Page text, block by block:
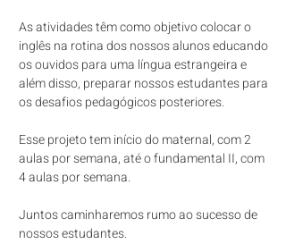
As atividades têm como objetivo colocar o
inglês na rotina dos nossos alunos educando
os ouvidos para uma língua estrangeira e
além disso, preparar nossos estudantes para
os desafios pedagógicos posteriores.
Esse projeto tem início do maternal, com 2
aulas por semana, até o fundamental II, com
4 aulas por semana.
Juntos caminharemos rumo ao sucesso de
nossos estudantes.